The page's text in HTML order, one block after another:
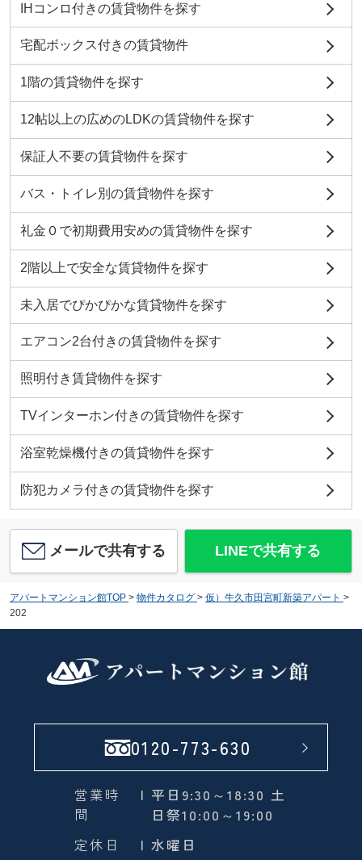
IHコンロ付きの賃貸物件を探す
宅配ボックス付きの賃貸物件
1階の賃貸物件を探す
12帖以上の広めのLDKの賃貸物件を探す
保証人不要の賃貸物件を探す
バス・トイレ別の賃貸物件を探す
礼金０で初期費用安めの賃貸物件を探す
2階以上で安全な賃貸物件を探す
未入居でぴかぴかな賃貸物件を探す
エアコン2台付きの賃貸物件を探す
照明付き賃貸物件を探す
TVインターホン付きの賃貸物件を探す
浴室乾燥機付きの賃貸物件を探す
防犯カメラ付きの賃貸物件を探す
メールで共有する LINEで共有する
アパートマンション館TOP > 物件カタログ > 仮）牛久市田宮町新築アパート >
202
0120-773-630
営業時
間
| 平日9:30～18:30 土
日祭10:00～19:00
定休日
| 水曜日